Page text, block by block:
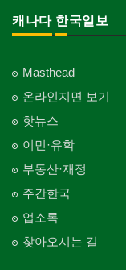
캐나다 한국일보
Masthead
온라인지면 보기
핫뉴스
이민·유학
부동산·재정
주간한국
업소록
찾아오시는 길